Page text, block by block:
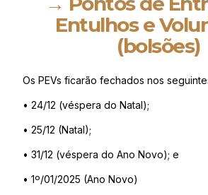
Entulhos e
(bolsões)
Os PEVs ficarão fechados nos
• 24/12 (véspera do Natal);
• 25/12 (Natal);
• 31/12 (véspera do Ano Novo); e
• 1º/01/2025 (Ano Novo)